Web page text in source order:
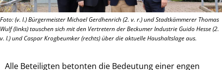
Foto: (v. l.) Bürgermeister Michael Gerdhenrich (2. v. r.) und Stadtkämmerer Thomas
Wulf (links) tauschen sich mit den Vertretern der Beckumer Industrie Guido Hesse (2.
v. l.) und Caspar Krogbeumker (rechts) über die aktuelle Haushaltslage aus.
Alle Beteiligten betonten die Bedeutung einer engen